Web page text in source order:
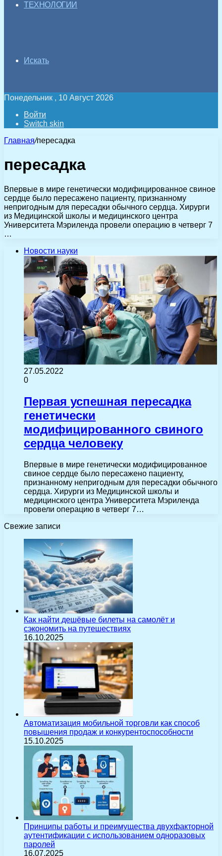
ТЕХНОЛОГИИ
Искать
Понедельник , 10 Август 2026
Войти
Switch skin
Главная/пересадка
пересадка
Впервые в мире генетически модифицированное свиное
сердце было пересажено пациенту, признанному
непригодным для пересадки обычного сердца. Хирурги
из Медицинской школы и медицинского центра
Университета Мэриленда провели операцию в четверг 7
…
Новости науки
27.05.2022
0
Первая успешная пересадка
генетически
модифицированного свиного
сердца человеку
Впервые в мире генетически модифицированное
свиное сердце было пересажено пациенту,
признанному непригодным для пересадки обычного
сердца. Хирурги из Медицинской школы и
медицинского центра Университета Мэриленда
провели операцию в четверг 7…
Свежие записи
Как найти дешёвые билеты на самолёт и
сэкономить на путешествиях
16.10.2025
Автоматизация мобильной торговли как способ
повышения продаж и конкурентоспособности
15.10.2025
Принципы работы и преимущества двухфакторной
аутентификации с использованием одноразовых
паролей
16.07.2025